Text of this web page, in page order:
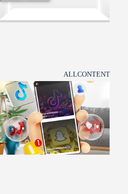
ALLCONTENT